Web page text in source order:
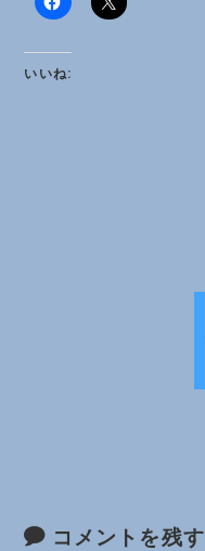
いいね:
コメントを残す